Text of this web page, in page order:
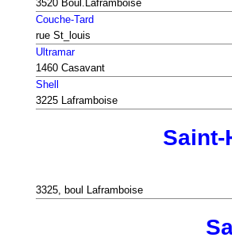
3520 Boul.Laframboise
Couche-Tard
rue St_louis
Ultramar
1460 Casavant
Shell
3225 Laframboise
Saint-
3325, boul Laframboise